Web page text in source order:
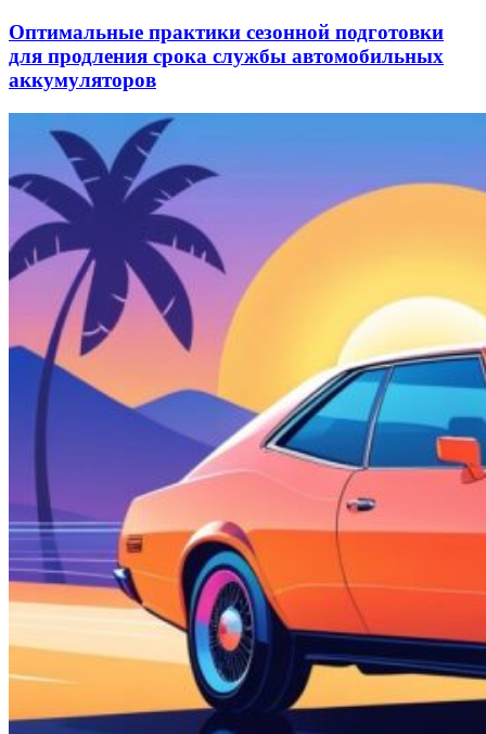
Оптимальные практики сезонной подготовки
для продления срока службы автомобильных
аккумуляторов